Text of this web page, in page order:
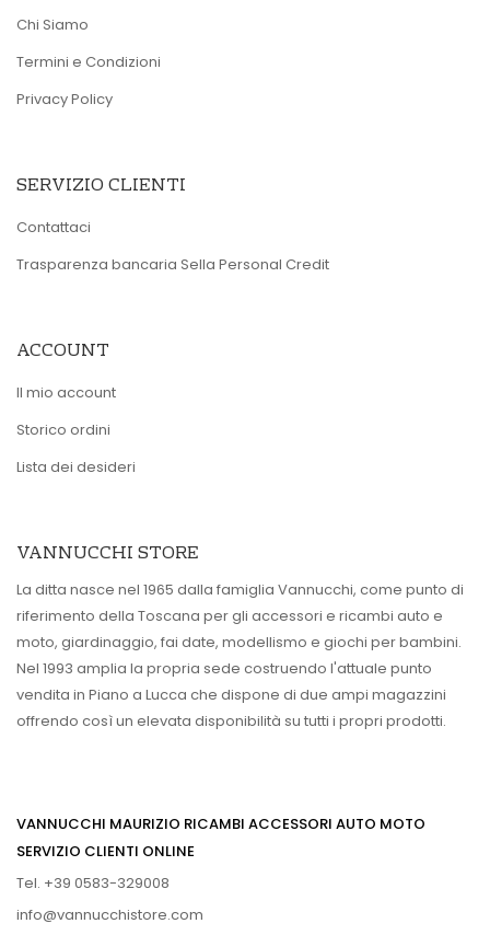
Chi Siamo
Termini e Condizioni
Privacy Policy
SERVIZIO CLIENTI
Contattaci
Trasparenza bancaria Sella Personal Credit
ACCOUNT
Il mio account
Storico ordini
Lista dei desideri
VANNUCCHI STORE
La ditta nasce nel 1965 dalla famiglia Vannucchi, come punto di
riferimento della Toscana per gli accessori e ricambi auto e
moto, giardinaggio, fai date, modellismo e giochi per bambini.
Nel 1993 amplia la propria sede costruendo l'attuale punto
vendita in Piano a Lucca che dispone di due ampi magazzini
offrendo così un elevata disponibilità su tutti i propri prodotti.
VANNUCCHI MAURIZIO RICAMBI ACCESSORI AUTO MOTO
SERVIZIO CLIENTI ONLINE
Tel. +39 0583-329008
info@vannucchistore.com